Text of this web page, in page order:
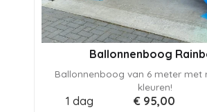
Ballonnenboog
Ballonnenboog van 6 meter met
kleuren!
1 dag € 95,00